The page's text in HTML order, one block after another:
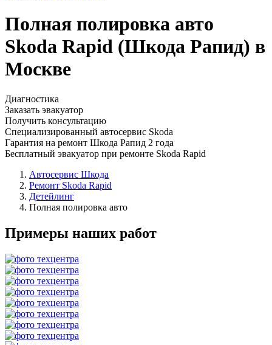
Полная полировка авто
Skoda Rapid (Шкода Рапид) в
Москве
Диагностика
Заказать эвакуатор
Получить консультацию
Специализированный автосервис Skoda
Гарантия на ремонт Шкода Рапид 2 года
Бесплатный эвакуатор при ремонте Skoda Rapid
Автосервис Шкода
Ремонт Skoda Rapid
Детейлинг
Полная полировка авто
Примеры наших работ